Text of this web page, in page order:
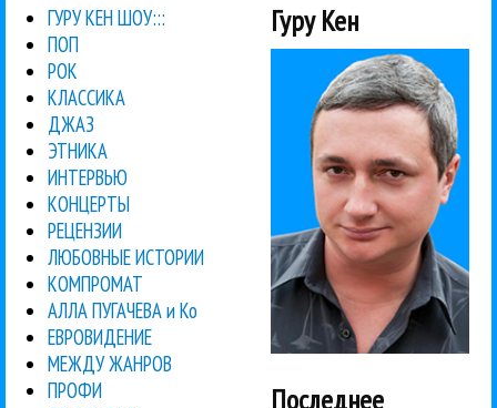
ГУРУ КЕН ШОУ:::
ПОП
РОК
КЛАССИКА
ДЖАЗ
ЭТНИКА
ИНТЕРВЬЮ
КОНЦЕРТЫ
РЕЦЕНЗИИ
ЛЮБОВНЫЕ ИСТОРИИ
КОМПРОМАТ
АЛЛА ПУГАЧЕВА и Ко
ЕВРОВИДЕНИЕ
МЕЖДУ ЖАНРОВ
ПРОФИ
Гуру Кен
Последнее